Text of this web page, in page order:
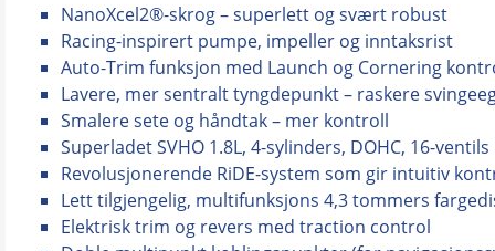
NanoXcel2®-skrog – superlett og svært robust
Racing-inspirert pumpe, impeller og inntaksrist
Auto-Trim funksjon med Launch og Cornering
Lavere, mer sentralt tyngdepunkt – raskere
Smalere sete og håndtak – mer kontroll
Superladet SVHO 1.8L, 4-sylinders, DOHC, 16-
Revolusjonerende RiDE-system som gir intuitiv
Lett tilgjengelig, multifunksjons 4,3 tommers
Elektrisk trim og revers med traction control